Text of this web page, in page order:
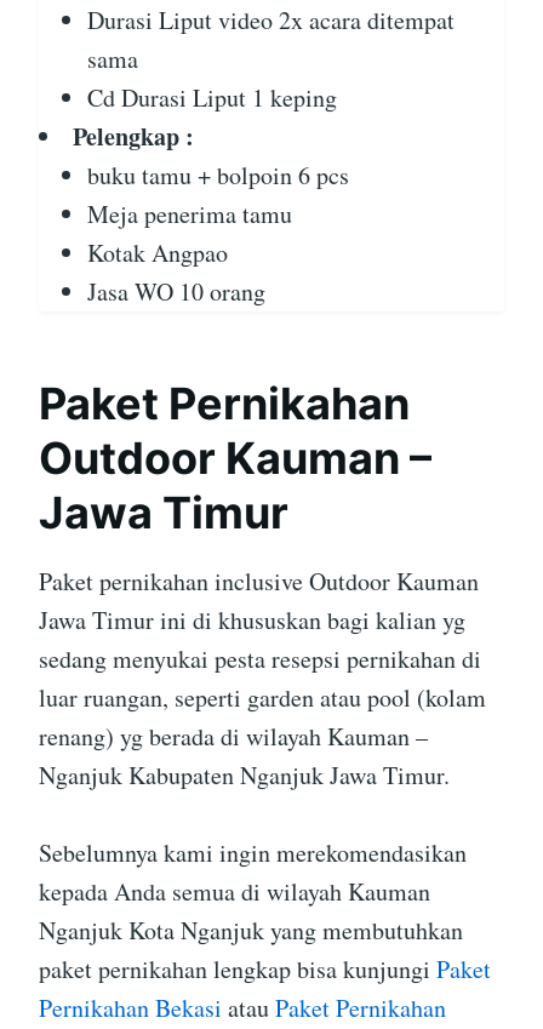
Durasi Liput video 2x acara ditempat
sama
Cd Durasi Liput 1 keping
Pelengkap :
buku tamu + bolpoin 6 pcs
Meja penerima tamu
Kotak Angpao
Jasa WO 10 orang
Paket Pernikahan
Outdoor Kauman –
Jawa Timur
Paket pernikahan inclusive Outdoor Kauman
Jawa Timur ini di khususkan bagi kalian yg
sedang menyukai pesta resepsi pernikahan di
luar ruangan, seperti garden atau pool (kolam
renang) yg berada di wilayah Kauman –
Nganjuk Kabupaten Nganjuk Jawa Timur.
Sebelumnya kami ingin merekomendasikan
kepada Anda semua di wilayah Kauman
Nganjuk Kota Nganjuk yang membutuhkan
paket pernikahan lengkap bisa kunjungi Paket
Pernikahan Bekasi atauPaket Pernikahan